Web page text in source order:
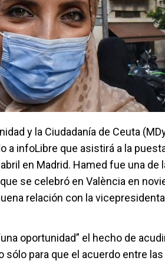
y la Ciudadanía de Ceuta
a infoLibre que asistirá a la
en Madrid. Hamed fue una de
se celebró en València en
relación con la vicepresidenta
oportunidad” el hecho de
para que el acuerdo entre las